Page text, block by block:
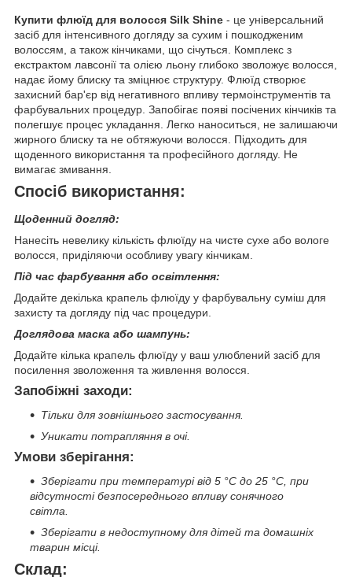
Купити флюїд для волосся Silk Shine - це універсальний
засіб для інтенсивного догляду за сухим і пошкодженим
волоссям, а також кінчиками, що січуться. Комплекс з
екстрактом лавсонії та олією льону глибоко зволожує волосся,
надає йому блиску та зміцнює структуру. Флюїд створює
захисний бар'єр від негативного впливу термоінструментів та
фарбувальних процедур. Запобігає появі посічених кінчиків та
полегшує процес укладання. Легко наноситься, не залишаючи
жирного блиску та не обтяжуючи волосся. Підходить для
щоденного використання та професійного догляду. Не
вимагає змивання.
Спосіб використання:
Щоденний догляд:
Нанесіть невелику кількість флюїду на чисте сухе або вологе
волосся, приділяючи особливу увагу кінчикам.
Під час фарбування або освітлення:
Додайте декілька крапель флюїду у фарбувальну суміш для
захисту та догляду під час процедури.
Доглядова маска або шампунь:
Додайте кілька крапель флюїду у ваш улюблений засіб для
посилення зволоження та живлення волосся.
Запобіжні заходи:
Тільки для зовнішнього застосування.
Уникати потрапляння в очі.
Умови зберігання:
Зберігати при температурі від 5 °С до 25 °С, при
відсутності безпосереднього впливу сонячного
світла.
Зберігати в недоступному для дітей та домашніх
тварин місці.
Склад: